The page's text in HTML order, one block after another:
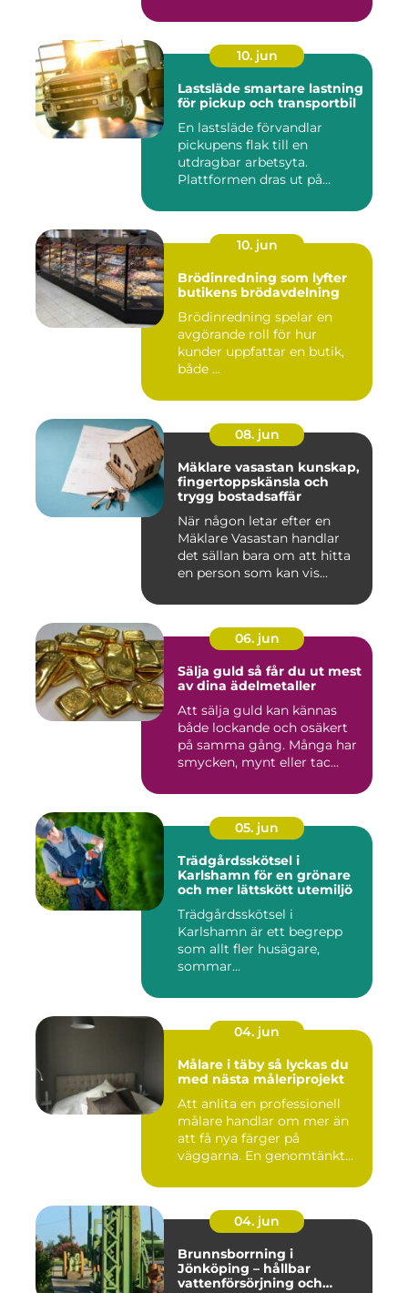
10. jun
Lastsläde smartare lastning
för pickup och transportbil
En lastsläde förvandlar
pickupens flak till en
utdragbar arbetsyta.
Plattformen dras ut på
10. jun
Brödinredning som lyfter
butikens brödavdelning
Brödinredning spelar en
avgörande roll för hur
kunder uppfattar en butik,
både ...
08. jun
Mäklare vasastan kunskap,
fingertoppskänsla och
trygg bostadsaffär
När någon letar efter en
Mäklare Vasastan handlar
det sällan bara om att hitta
en person som kan vis...
06. jun
Sälja guld så får du ut mest
av dina ädelmetaller
Att sälja guld kan kännas
både lockande och osäkert
på samma gång. Många har
smycken, mynt eller tac...
05. jun
Trädgårdsskötsel i
Karlshamn för en grönare
och mer lättskött utemiljö
Trädgårdsskötsel i
Karlshamn är ett begrepp
som allt fler husägare,
sommar...
04. jun
Målare i täby så lyckas du
med nästa måleriprojekt
Att anlita en professionell
målare handlar om mer än
att få nya färger på
väggarna. En genomtänkt
04. jun
Brunnsborrning i
Jönköping – hållbar
vattenförsörjning och